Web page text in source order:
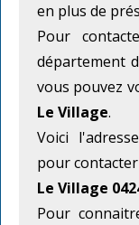
en plus de
Pour
département
vous pouvez
Le Village.
Voici
pour
Le Village
Pour